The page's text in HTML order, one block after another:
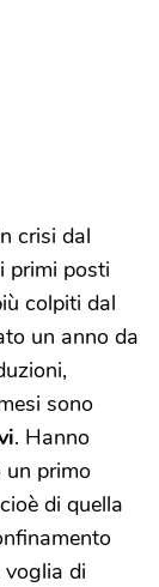
crisi dal
primi posti
colpiti dal
un anno da
sono
. Hanno
un primo
di quella
di